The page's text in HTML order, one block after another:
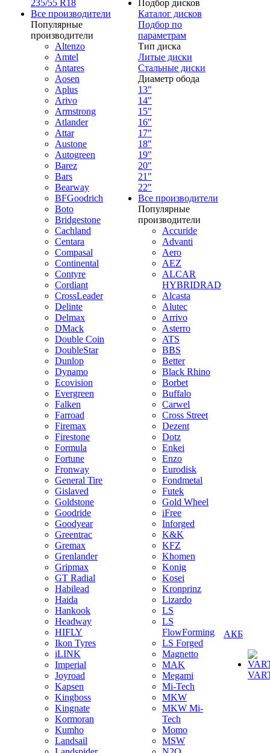
235/55 R18
Все производители
Популярные
производители
Altenzo
Amtel
Antares
Aosen
Aplus
Arivo
Armstrong
Atlander
Attar
Austone
Autogreen
Barez
Bars
Bearway
BFGoodrich
Boto
Bridgestone
Cachland
Centara
Compasal
Continental
Contyre
Cordiant
CrossLeader
Delinte
Delmax
DMack
Double Coin
DoubleStar
Dunlop
Dynamo
Ecovision
Evergreen
Falken
Farroad
Firemax
Firestone
Formula
Fortune
Fronway
General Tire
Gislaved
Goldstone
Goodride
Goodyear
Greentrac
Gremax
Grenlander
Gripmax
GT Radial
Habilead
Haida
Hankook
Headway
HIFLY
Ikon Tyres
iLINK
Imperial
Joyroad
Kapsen
Kingboss
Kingnate
Kormoran
Kumho
Landsail
Подбор дисков
Каталог дисков
Подбор по
параметрам
Тип диска
Литые диски
Стальные диски
Диаметр обода
13"
14"
15"
16"
17"
18"
19"
20"
21"
22"
Все производители
Популярные
производители
Accuride
Advanti
Aero
AEZ
ALCAR
HYBRIDRAD
Alcasta
Alutec
Arrivo
Asterro
ATS
BBS
Better
Black Rhino
Borbet
Buffalo
Carwel
Cross Street
Dezent
Dotz
Enkei
Enzo
Eurodisk
Fondmetal
Futek
Gold Wheel
iFree
Inforged
K&K
KFZ
Khomen
Konig
Kosei
Kronprinz
Lizardo
LS
LS
FlowForming
LS Forged
Magnetto
MAK
Megami
Mi-Tech
MKW
MKW Mi-
Tech
Momo
MSW
АКБ